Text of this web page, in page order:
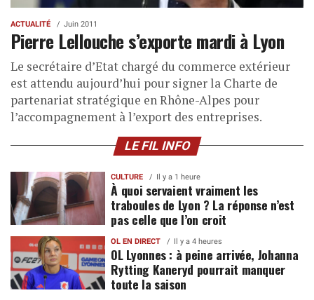
ACTUALITÉ Juin 2011
Pierre Lellouche s’exporte mardi à Lyon
Le secrétaire d’Etat chargé du commerce extérieur
est attendu aujourd’hui pour signer la Charte de
partenariat stratégique en Rhône-Alpes pour
l’accompagnement à l’export des entreprises.
LE FIL INFO
CULTURE Il y a 1 heure
À quoi servaient vraiment les
traboules de Lyon ? La réponse n’est
pas celle que l’on croit
OL EN DIRECT Il y a 4 heures
OL Lyonnes : à peine arrivée, Johanna
Rytting Kaneryd pourrait manquer
toute la saison